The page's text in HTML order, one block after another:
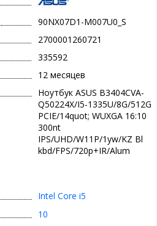
90NX07D1-M007U0_S
2700001260721
335592
12 месяцев
Ноутбук ASUS B3404CVA-
Q50224X/I5-1335U/8G/512G
PCIE/14quot; WUXGA 16:10
300nt
IPS/UHD/W11P/1yw/KZ Bl
kbd/FPS/720p+IR/Alum
Intel Core i5
10